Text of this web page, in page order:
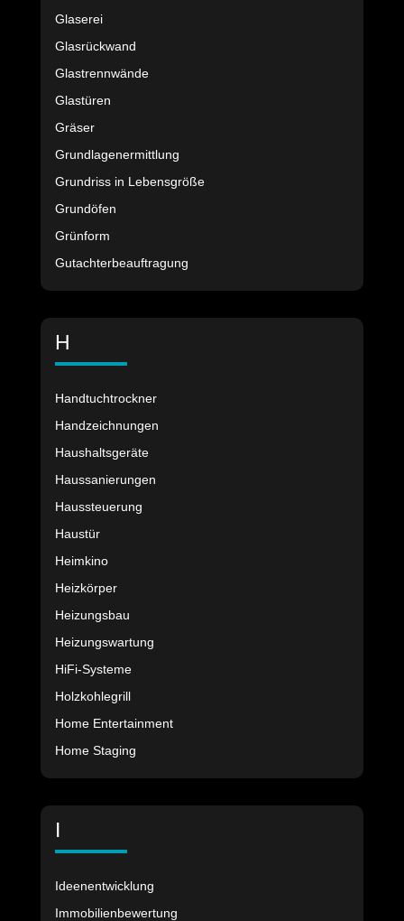
Glaserei
Glasrückwand
Glastrennwände
Glastüren
Gräser
Grundlagenermittlung
Grundriss in Lebensgröße
Grundöfen
Grünform
Gutachterbeauftragung
H
Handtuchtrockner
Handzeichnungen
Haushaltsgeräte
Haussanierungen
Haussteuerung
Haustür
Heimkino
Heizkörper
Heizungsbau
Heizungswartung
HiFi-Systeme
Holzkohlegrill
Home Entertainment
Home Staging
I
Ideenentwicklung
Immobilienbewertung